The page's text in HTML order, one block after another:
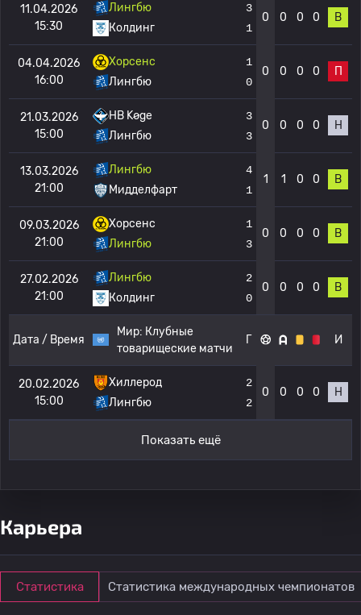
11.04.2026
15:30
Лингбю
Колдинг
3
1
0 0 0 0 В
04.04.2026
16:00
Хорсенс
Лингбю
1
0
0 0 0 0 П
21.03.2026
15:00
HB Køge
Лингбю
3
3
0 0 0 0 Н
13.03.2026
21:00
Лингбю
Мидделфарт
4
1
1 1 0 0 В
09.03.2026
21:00
Хорсенс
Лингбю
1
3
0 0 0 0 В
27.02.2026
21:00
Лингбю
Колдинг
2
0
0 0 0 0 В
Дата / Время
Мир: Клубные
товарищеские матчи
Г И
20.02.2026
15:00
Хиллерод
Лингбю
2
2
0 0 0 0 Н
Показать ещё
Карьера
Статистика Статистика международных чемпионатов